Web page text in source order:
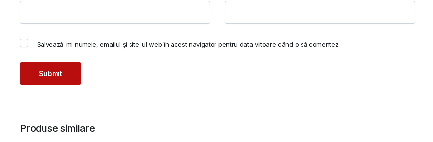
Salvează-mi numele, emailul și site-ul web în acest navigator pentru data viitoare când o să comentez.
Produse similare